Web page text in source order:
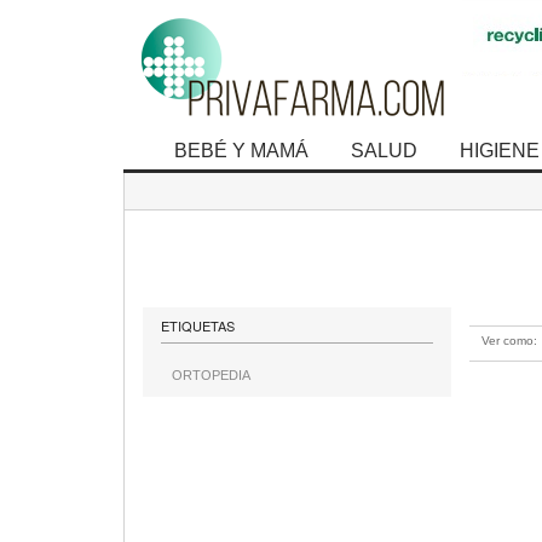
BEBÉ Y MAMÁ SALUD HIGIENE
Ver como:
ETIQUETAS
ORTOPEDIA